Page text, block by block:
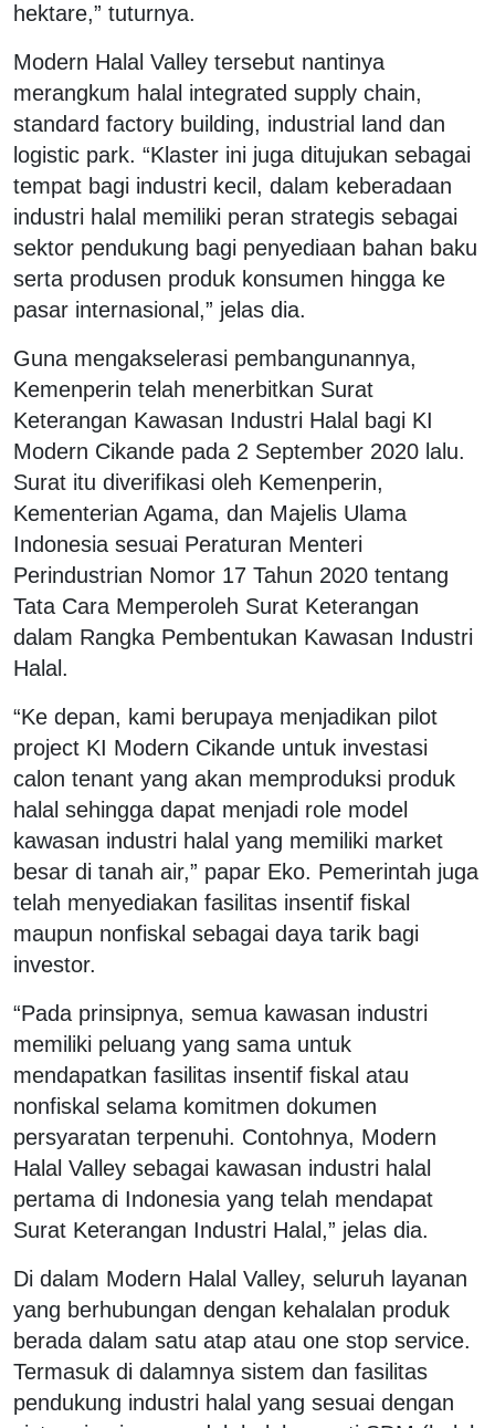
hektare,” tuturnya.
Modern Halal Valley tersebut nantinya
merangkum halal integrated supply chain,
standard factory building, industrial land dan
logistic park. “Klaster ini juga ditujukan sebagai
tempat bagi industri kecil, dalam keberadaan
industri halal memiliki peran strategis sebagai
sektor pendukung bagi penyediaan bahan baku
serta produsen produk konsumen hingga ke
pasar internasional,” jelas dia.
Guna mengakselerasi pembangunannya,
Kemenperin telah menerbitkan Surat
Keterangan Kawasan Industri Halal bagi KI
Modern Cikande pada 2 September 2020 lalu.
Surat itu diverifikasi oleh Kemenperin,
Kementerian Agama, dan Majelis Ulama
Indonesia sesuai Peraturan Menteri
Perindustrian Nomor 17 Tahun 2020 tentang
Tata Cara Memperoleh Surat Keterangan
dalam Rangka Pembentukan Kawasan Industri
Halal.
“Ke depan, kami berupaya menjadikan pilot
project KI Modern Cikande untuk investasi
calon tenant yang akan memproduksi produk
halal sehingga dapat menjadi role model
kawasan industri halal yang memiliki market
besar di tanah air,” papar Eko. Pemerintah juga
telah menyediakan fasilitas insentif fiskal
maupun nonfiskal sebagai daya tarik bagi
investor.
“Pada prinsipnya, semua kawasan industri
memiliki peluang yang sama untuk
mendapatkan fasilitas insentif fiskal atau
nonfiskal selama komitmen dokumen
persyaratan terpenuhi. Contohnya, Modern
Halal Valley sebagai kawasan industri halal
pertama di Indonesia yang telah mendapat
Surat Keterangan Industri Halal,” jelas dia.
Di dalam Modern Halal Valley, seluruh layanan
yang berhubungan dengan kehalalan produk
berada dalam satu atap atau one stop service.
Termasuk di dalamnya sistem dan fasilitas
pendukung industri halal yang sesuai dengan